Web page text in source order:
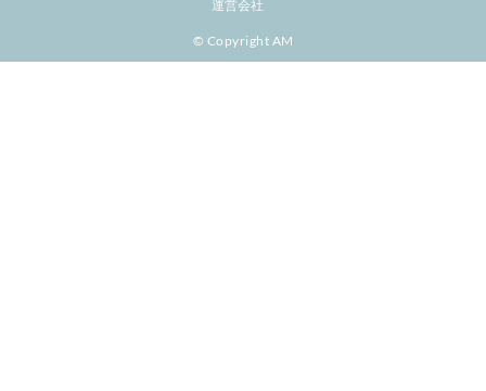
運営会社
© Copyright AM